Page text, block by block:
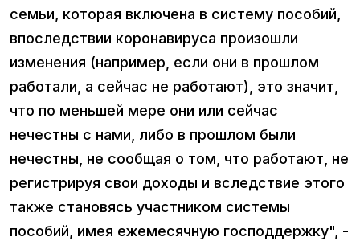
семьи, которая включена в систему пособий,
впоследствии коронавируса произошли
изменения (например, если они в прошлом
работали, а сейчас не работают), это значит,
что по меньшей мере они или сейчас
нечестны с нами, либо в прошлом были
нечестны, не сообщая о том, что работают, не
регистрируя свои доходы и вследствие этого
также становясь участником системы
пособий, имея ежемесячную господдержку", -